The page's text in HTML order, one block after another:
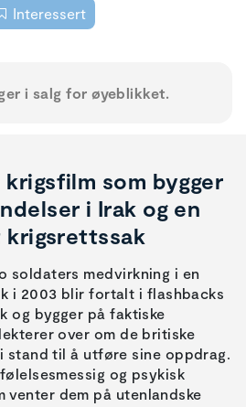
Interessert
i salg for øyeblikket.
krigsfilm som bygger
i Irak og en
soldaters medvirkning i en
i 2003 blir fortalt i flashbacks
og bygger på faktiske
over om de britiske
stand til å utføre sine oppdrag.
og psykisk
venter dem på utenlandske